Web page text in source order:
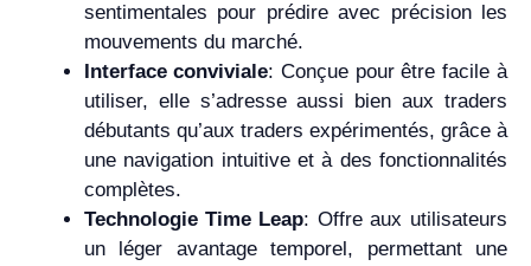
sentimentales pour prédire avec précision les
mouvements du marché.
Interface conviviale: Conçue pour être facile à
utiliser, elle s’adresse aussi bien aux traders
débutants qu’aux traders expérimentés, grâce à
une navigation intuitive et à des fonctionnalités
complètes.
Technologie Time Leap: Offre aux utilisateurs
un léger avantage temporel, permettant une